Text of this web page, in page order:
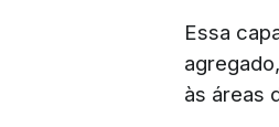
Essa
às áreas